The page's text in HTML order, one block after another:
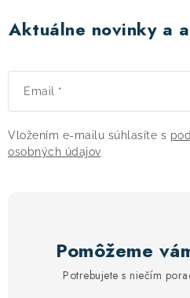
v
k
y
ý
p
i
Aktuálne novinky a
Email
Vložením e-mailu súhlasíte s
osobných údajov
Pomôžeme
Potrebujete s niečím